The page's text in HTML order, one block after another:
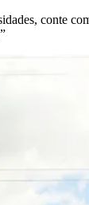
conte